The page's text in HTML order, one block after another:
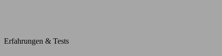
Erfahrungen & Tests